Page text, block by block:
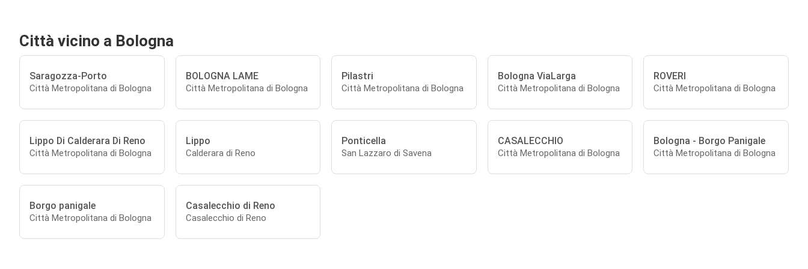
Città vicino a Bologna
Saragozza-Porto
Città Metropolitana di Bologna
BOLOGNA LAME
Città Metropolitana di Bologna
Pilastri
Città Metropolitana di Bologna
Bologna ViaLarga
Città Metropolitana di Bologna
ROVERI
Città Metropolitana di Bologna
Lippo Di Calderara Di Reno
Città Metropolitana di Bologna
Lippo
Calderara di Reno
Ponticella
San Lazzaro di Savena
CASALECCHIO
Città Metropolitana di Bologna
Bologna - Borgo Panigale
Città Metropolitana di Bologna
Borgo panigale
Città Metropolitana di Bologna
Casalecchio di Reno
Casalecchio di Reno